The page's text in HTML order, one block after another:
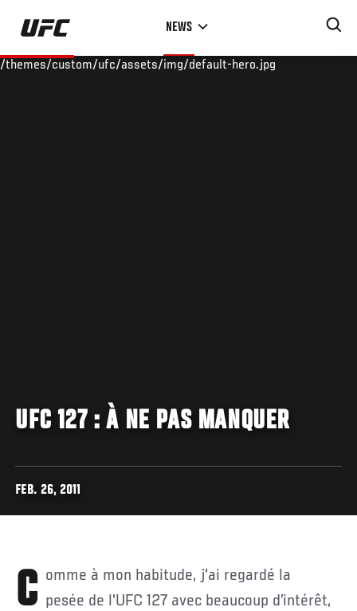
Skip
main
NEWS
/themes/custom/ufc/assets/img/default-hero.jpg
UFC 127 : À NE PAS MANQUER
FEB. 26, 2011
Comme à mon habitude, j'ai regardé la
pesée de l'UFC 127 avec beaucoup d’intérêt,